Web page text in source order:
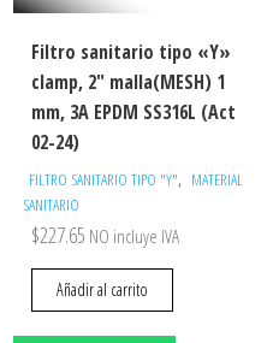
Filtro sanitario tipo «Y»
clamp, 2″ malla(MESH) 1
mm, 3A EPDM SS316L (Act
02-24)
FILTRO SANITARIO TIPO "Y", MATERIAL
SANITARIO
$227.65 NO incluye IVA
Añadir al carrito